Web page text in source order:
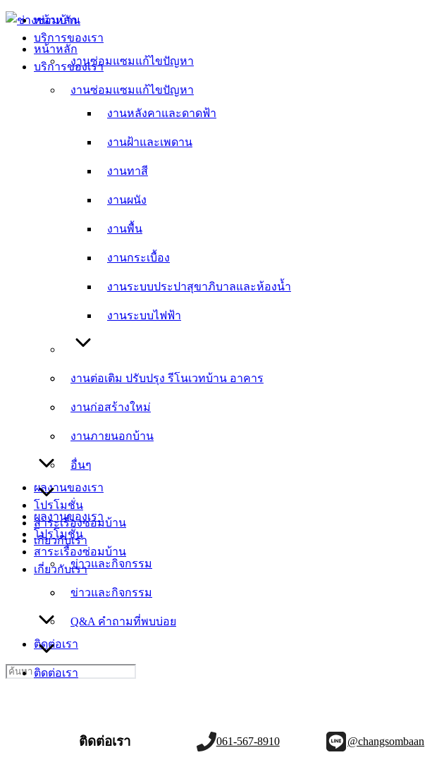
Skip
content
หน้าหลัก
บริการของเรา
งานซ่อมแซมแก้ไขปัญหา
งานหลังคาและดาดฟ้า
งานฝ้าและเพดาน
งานทาสี
งานผนัง
งานพื้น
งานกระเบื้อง
งานระบบประปาสุขาภิบาลและห้องน้ำ
งานระบบไฟฟ้า
งานต่อเติม ปรับปรุง รีโนเวทบ้าน อาคาร
งานก่อสร้างใหม่
งานภายนอกบ้าน
อื่นๆ
ผลงานของเรา
โปรโมชั่น
สาระเรื่องซ่อมบ้าน
เกี่ยวกับเรา
ข่าวและกิจกรรม
Q&A คำถามที่พบบ่อย
ติดต่อเรา
หน้าหลัก
บริการของเรา
งานซ่อมแซมแก้ไขปัญหา
งานหลังคาและดาดฟ้า
งานฝ้าและเพดาน
งานทาสี
งานผนัง
งานพื้น
งานกระเบื้อง
งานระบบประปาสุขาภิบาลและห้องน้ำ
งานระบบไฟฟ้า
งานต่อเติม ปรับปรุง รีโนเวทบ้าน อาคาร
งานก่อสร้างใหม่
งานภายนอกบ้าน
อื่นๆ
ผลงานของเรา
โปรโมชั่น
สาระเรื่องซ่อมบ้าน
เกี่ยวกับเรา
ข่าวและกิจกรรม
Q&A คำถามที่พบบ่อย
ติดต่อเรา
Search
for:
ติดต่อเรา 061-567-8910 @changsombaan